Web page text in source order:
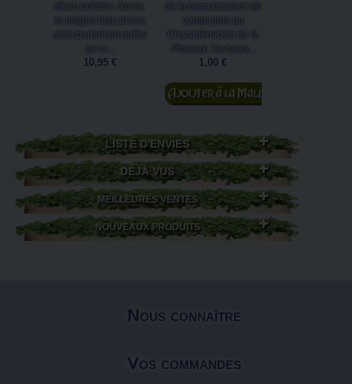
d'eau potable. Azuro,
le dragon bleu et ses
amis partent en quête
de la...
10,95 €
de la connaissance en
compagnie du
Chacadémicien de S.
Pineaux. Ce beau...
1,00 €
Ajouter au
panier
LISTE D'ENVIES
DÉJÀ VUS
MEILLEURES VENTES
NOUVEAUX PRODUITS
Nous connaître
Vos commandes